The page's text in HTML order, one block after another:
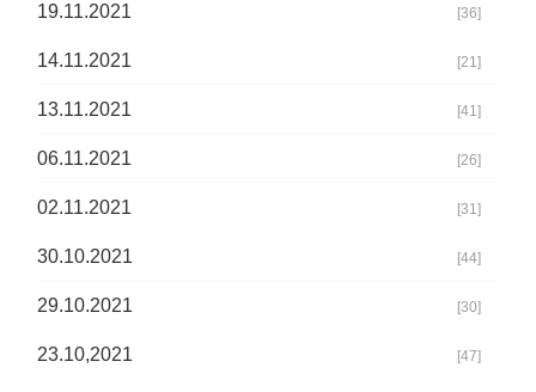
19.11.2021 [36]
14.11.2021 [21]
13.11.2021 [41]
06.11.2021 [26]
02.11.2021 [31]
30.10.2021 [44]
29.10.2021 [30]
23.10,2021 [47]